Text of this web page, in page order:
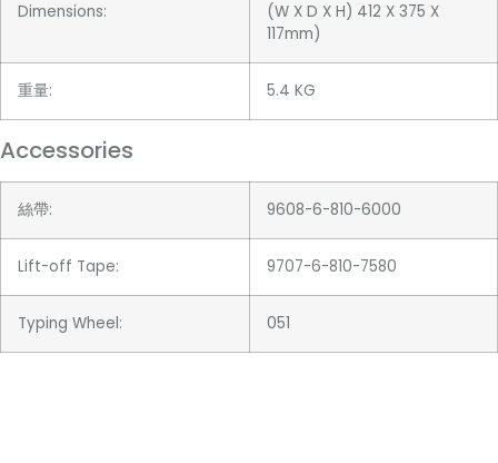
Dimensions:
(W X D X H) 412 X 375 X
117mm)
重量: 5.4 KG
Accessories
絲帶: 9608-6-810-6000
Lift-off Tape: 9707-6-810-7580
Typing Wheel: 051